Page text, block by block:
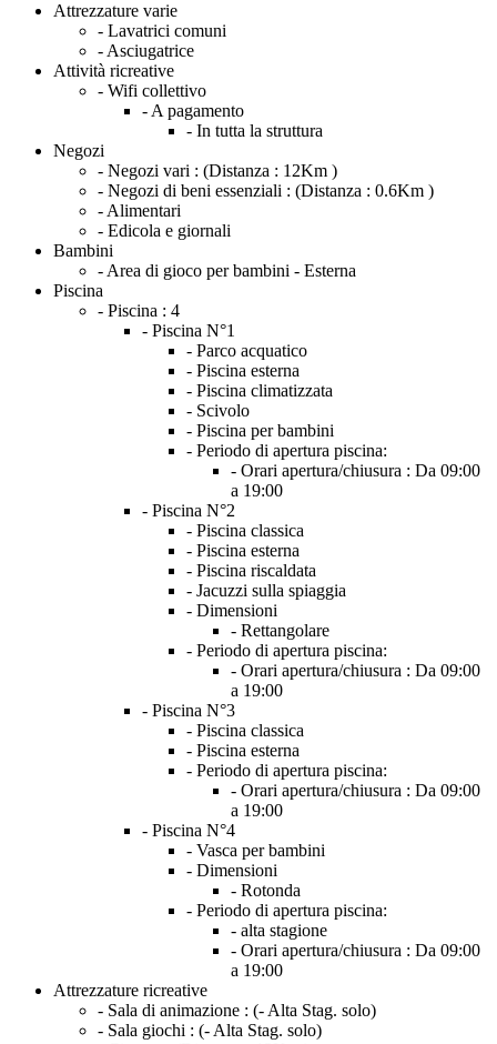
Attrezzature varie
- Lavatrici comuni
- Asciugatrice
Attività ricreative
- Wifi collettivo
- A pagamento
- In tutta la struttura
Negozi
- Negozi vari : (Distanza : 12Km )
- Negozi di beni essenziali : (Distanza : 0.6Km )
- Alimentari
- Edicola e giornali
Bambini
- Area di gioco per bambini - Esterna
Piscina
- Piscina : 4
- Piscina N°1
- Parco acquatico
- Piscina esterna
- Piscina climatizzata
- Scivolo
- Piscina per bambini
- Periodo di apertura piscina:
- Orari apertura/chiusura : Da 09:00
a 19:00
- Piscina N°2
- Piscina classica
- Piscina esterna
- Piscina riscaldata
- Jacuzzi sulla spiaggia
- Dimensioni
- Rettangolare
- Periodo di apertura piscina:
- Orari apertura/chiusura : Da 09:00
a 19:00
- Piscina N°3
- Piscina classica
- Piscina esterna
- Periodo di apertura piscina:
- Orari apertura/chiusura : Da 09:00
a 19:00
- Piscina N°4
- Vasca per bambini
- Dimensioni
- Rotonda
- Periodo di apertura piscina:
- alta stagione
- Orari apertura/chiusura : Da 09:00
a 19:00
Attrezzature ricreative
- Sala di animazione : (- Alta Stag. solo)
- Sala giochi : (- Alta Stag. solo)